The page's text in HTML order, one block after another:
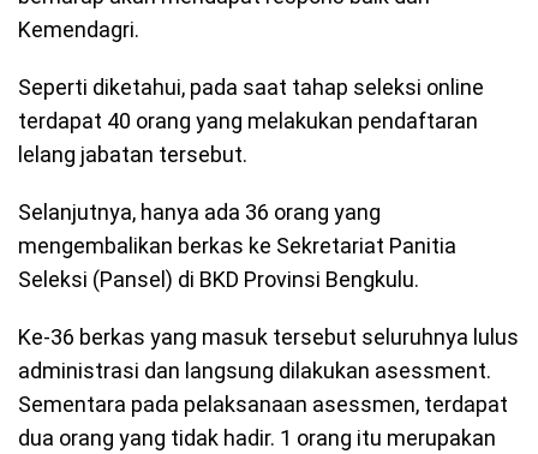
Kemendagri.
Seperti diketahui, pada saat tahap seleksi online
terdapat 40 orang yang melakukan pendaftaran
lelang jabatan tersebut.
Selanjutnya, hanya ada 36 orang yang
mengembalikan berkas ke Sekretariat Panitia
Seleksi (Pansel) di BKD Provinsi Bengkulu.
Ke-36 berkas yang masuk tersebut seluruhnya lulus
administrasi dan langsung dilakukan asessment.
Sementara pada pelaksanaan asessmen, terdapat
dua orang yang tidak hadir. 1 orang itu merupakan